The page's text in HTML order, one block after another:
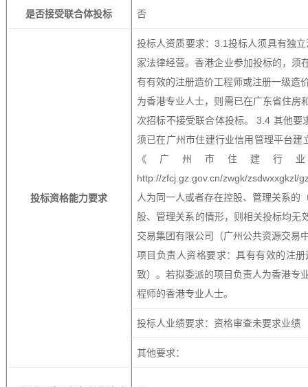
是否接受联合体投标 否
投标资格能力要求
投标人资质要求：3.1投标人须具有独
家法律经营。香港企业参加投标的，须
有有效的注册造价工程师或注册一级造
为香港专业人士，则需已在广东省住房
次招标不接受联合体投标。 3.4 其他
须已在广州市住建行业信用管理平台
《广州市住建行
http://zfcj.gz.gov.cn/zwgk/zsdwxxgkzl/
人为同一人或者存在控股、管理关系的
股、管理关系的情形，则相关投标均无
交易集团有限公司（广州公共资源交易
项目负责人资格要求：具有有效的注
致）。若拟委派的项目负责人为香港专
程师的香港专业人士。
投标人业绩要求：资格审查未要求业绩
其他要求：